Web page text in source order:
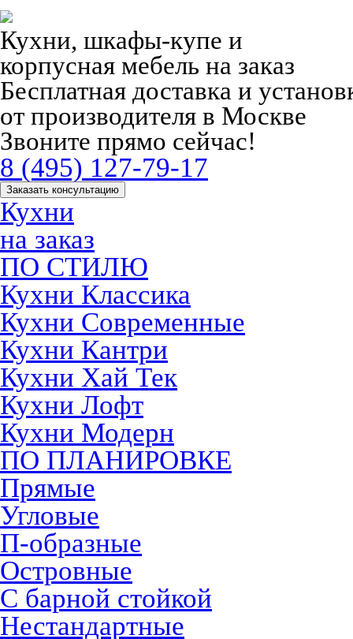
Кухни, шкафы-купе и
корпусная мебель на заказ
Бесплатная доставка и
от производителя в Москве
Звоните прямо сейчас!
8 (495) 127-79-17
Заказать консультацию
Кухни
на заказ
ПО СТИЛЮ
Кухни Классика
Кухни Современные
Кухни Кантри
Кухни Хай Тек
Кухни Лофт
Кухни Модерн
ПО ПЛАНИРОВКЕ
Прямые
Угловые
П-образные
Островные
С барной стойкой
Нестандартные